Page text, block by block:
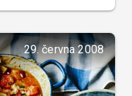
29. června 2008